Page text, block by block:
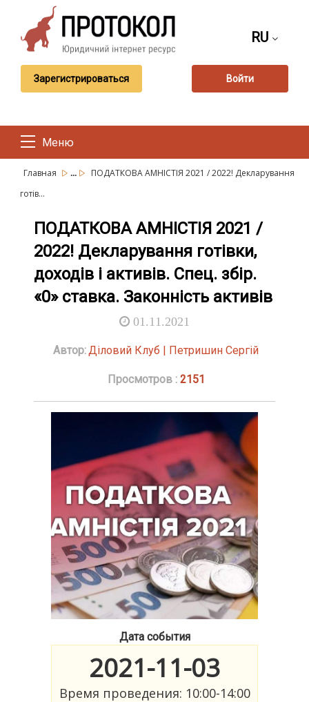
RU
Зарегистрироваться Войти
Меню
Главная ...
ПОДАТКОВА АМНІСТІЯ 2021 / 2022! Декларування
готів...
ПОДАТКОВА АМНІСТІЯ 2021 /
2022! Декларування готівки,
доходів і активів. Спец. збір.
«0» ставка. Законність активів
01.11.2021
Автор:Діловий Клуб | Петришин Сергій
Просмотров : 2151
Дата события
2021-11-03
Время проведения: 10:00-14:00